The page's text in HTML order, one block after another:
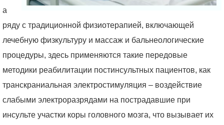
а
ряду с традиционной физиотерапией, включающей
лечебную физкультуру и массаж и бальнеологические
процедуры, здесь применяются такие передовые
методики реабилитации постинсультных пациентов, как
транскраниальная электростимуляция – воздействие
слабыми электроразрядами на пострадавшие при
инсульте участки коры головного мозга, что вызывает их